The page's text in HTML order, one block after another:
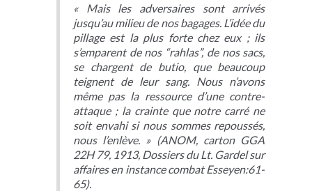
« Mais les adversaires sont arrivés
jusqu’au milieu de nos bagages. L’idée du
pillage est la plus forte chez eux ; ils
s’emparent de nos “rahlas”, de nos sacs,
se chargent de butio, que beaucoup
teignent de leur sang. Nous n’avons
même pas la ressource d’une contre-
attaque ; la crainte que notre carré ne
soit envahi si nous sommes repoussés,
nous l’enlève. » (ANOM, carton GGA
22H 79, 1913, Dossiers du Lt. Gardel sur
affaires en instance combat Esseyen:61-
65).